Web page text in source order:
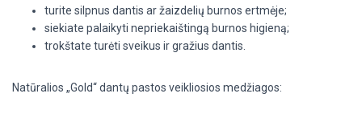
turite silpnus dantis ar žaizdelių burnos ertmėje;
siekiate palaikyti nepriekaištingą burnos higieną;
trokštate turėti sveikus ir gražius dantis.
Natūralios „Gold“ dantų pastos veikliosios medžiagos: